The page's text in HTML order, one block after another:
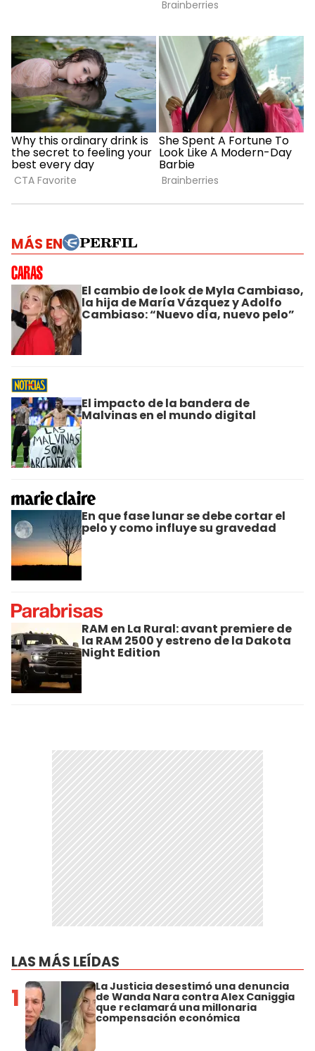
MÁS EN
El cambio de look de Myla Cambiaso,
la hija de María Vázquez y Adolfo
Cambiaso: “Nuevo día, nuevo pelo”
El impacto de la bandera de
Malvinas en el mundo digital
En que fase lunar se debe cortar el
pelo y como influye su gravedad
RAM en La Rural: avant premiere de
la RAM 2500 y estreno de la Dakota
Night Edition
LAS MÁS LEÍDAS
1 La Justicia desestimó una denuncia
de Wanda Nara contra Alex Caniggia
que reclamará una millonaria
compensación económica